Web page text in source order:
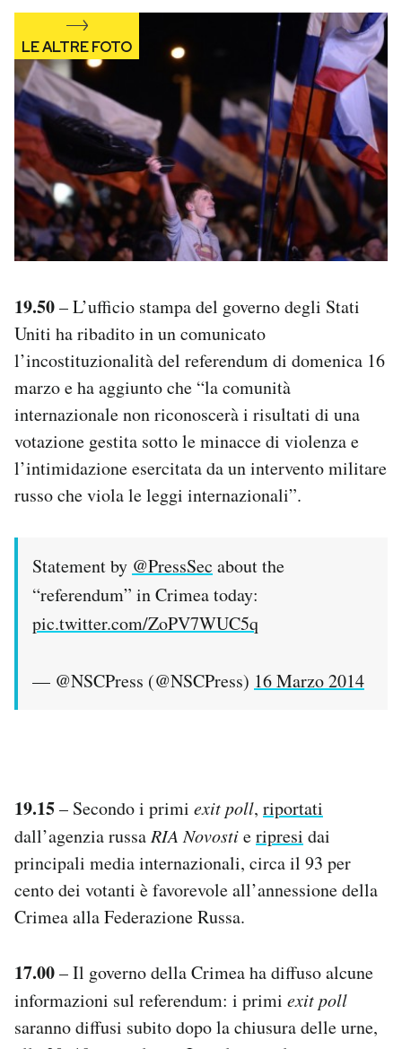
19.50– L’ufficio stampa del governo degli Stati
Uniti ha ribadito in un comunicato
l’incostituzionalità del referendum di domenica 16
marzo e ha aggiunto che “la comunità
internazionale non riconoscerà i risultati di una
votazione gestita sotto le minacce di violenza e
l’intimidazione esercitata da un intervento militare
russo che viola le leggi internazionali”.
Statement by @PressSec about the
“referendum” in Crimea today:
pic.twitter.com/ZoPV7WUC5q
— @NSCPress (@NSCPress) 16 Marzo 2014
19.15– Secondo i primi exit poll, riportati
dall’agenzia russa RIA Novostieripresi dai
principali media internazionali, circa il 93 per
cento dei votanti è favorevole all’annessione della
Crimea alla Federazione Russa.
17.00– Il governo della Crimea ha diffuso alcune
informazioni sul referendum: i primi exit poll
saranno diffusi subito dopo la chiusura delle urne,